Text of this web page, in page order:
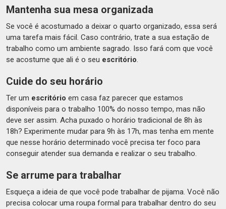
Mantenha sua mesa organizada
Se você é acostumado a deixar o quarto organizado, essa será
uma tarefa mais fácil. Caso contrário, trate a sua estação de
trabalho como um ambiente sagrado. Isso fará com que você
se acostume que ali é o seu escritório.
Cuide do seu horário
Ter um escritório em casa faz parecer que estamos
disponíveis para o trabalho 100% do nosso tempo, mas não
deve ser assim. Acha puxado o horário tradicional de 8h às
18h? Experimente mudar para 9h às 17h, mas tenha em mente
que nesse horário determinado você precisa ter foco para
conseguir atender sua demanda e realizar o seu trabalho.
Se arrume para trabalhar
Esqueça a ideia de que você pode trabalhar de pijama. Você não
precisa colocar uma roupa formal para trabalhar dentro do seu